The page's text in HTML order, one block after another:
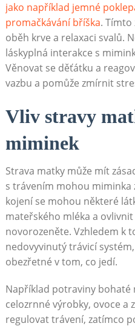
jako například jemné
promačkávání bříška.
oběh krve a relaxaci svalů.
láskyplná interakce s
Věnovat se děťátku a
vazbu a pomůže zmírnit
Vliv stravy
miminek
Strava matky může mít
s trávením mohou miminka
kojení se mohou některé
mateřského mléka a
novorozeněte. Vzhledem k
nedovyvinutý trávicí
obezřetné v tom, co jedí.
Například potraviny bohaté
celozrnné výrobky, ovoce a
regulovat trávení, zatímco